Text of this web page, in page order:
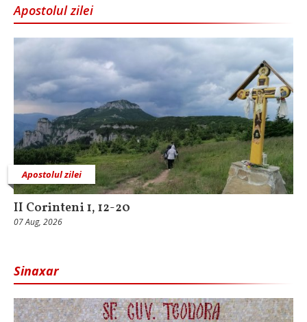
Apostolul zilei
Apostolul zilei
II Corinteni 1, 12-20
07 Aug, 2026
Sinaxar